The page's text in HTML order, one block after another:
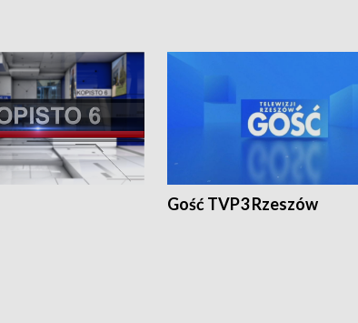
Gość TVP3 Rzeszów